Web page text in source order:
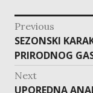
post
navigation
Previous
Previous
post:
SEZONSKI
PRIRODNOG
Next
Next
UPOREDNA